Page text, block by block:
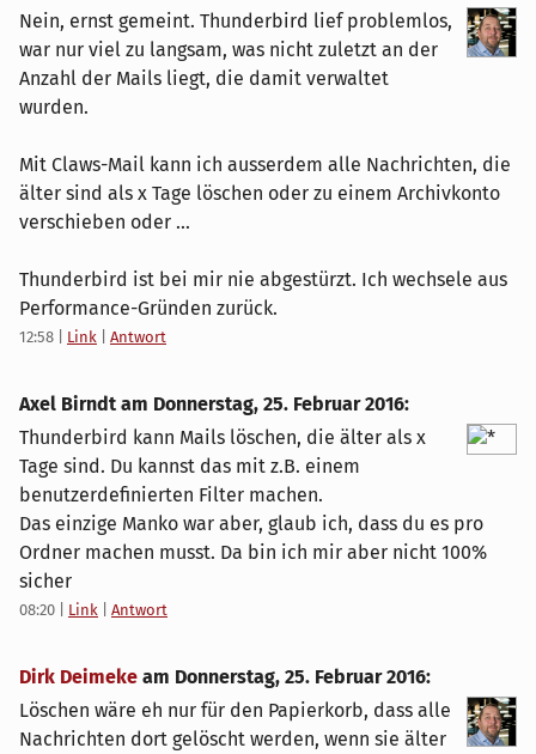
Nein, ernst gemeint. Thunderbird lief problemlos,
war nur viel zu langsam, was nicht zuletzt an der
Anzahl der Mails liegt, die damit verwaltet
wurden.
Mit Claws-Mail kann ich ausserdem alle Nachrichten, die
älter sind als x Tage löschen oder zu einem Archivkonto
verschieben oder ...
Thunderbird ist bei mir nie abgestürzt. Ich wechsele aus
Performance-Gründen zurück.
12:58 Link Antwort
Axel Birndt am Donnerstag, 25. Februar 2016:
Thunderbird kann Mails löschen, die älter als x
Tage sind. Du kannst das mit z.B. einem
benutzerdefinierten Filter machen.
Das einzige Manko war aber, glaub ich, dass du es pro
Ordner machen musst. Da bin ich mir aber nicht 100%
sicher
08:20 Link Antwort
Dirk Deimeke am Donnerstag, 25. Februar 2016:
Löschen wäre eh nur für den Papierkorb, dass alle
Nachrichten dort gelöscht werden, wenn sie älter